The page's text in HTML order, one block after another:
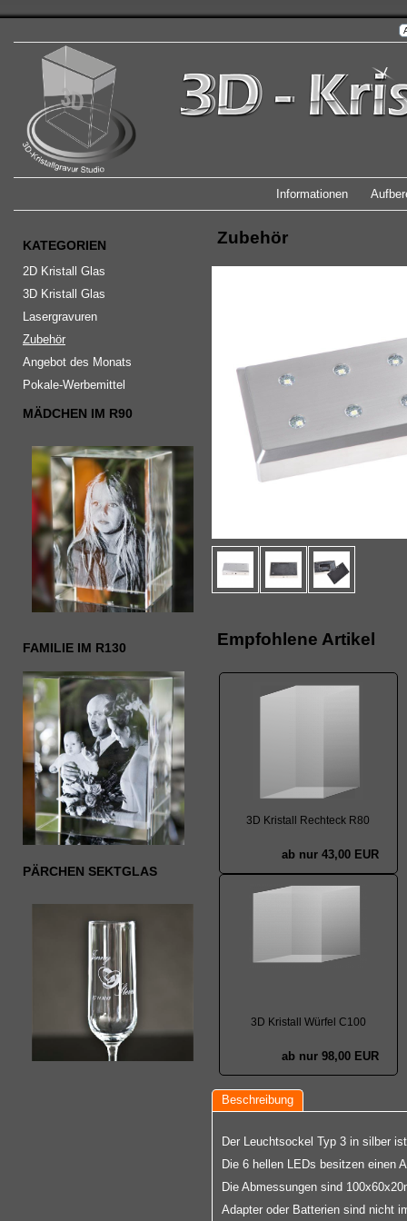
Informationen
KATEGORIEN
2D Kristall Glas
3D Kristall Glas
Lasergravuren
Zubehör
Angebot des Monats
Pokale-Werbemittel
MÄDCHEN IM R90
FAMILIE IM R130
PÄRCHEN SEKTGLAS
Zubehör
Empfohlene Artikel
3D Kristall Rechteck R80
ab nur 43,00 EUR
3D Kristall Würfel C100
ab nur 98,00 EUR
Beschreibung
Der Leuchtsockel Typ 3 in silber
Die 6 hellen LEDs besitzen einen
Die Abmessungen sind
Adapter oder Batterien sind nicht